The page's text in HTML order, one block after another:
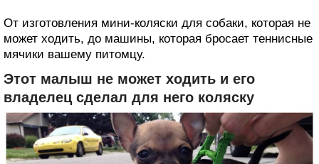
От изготовления мини-коляски для собаки, которая не
может ходить, до машины, которая бросает теннисные
мячики вашему питомцу.
Этот малыш не может ходить и его
владелец сделал для него коляску